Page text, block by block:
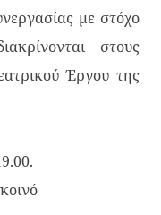
με στόχο
στους
Έργου της